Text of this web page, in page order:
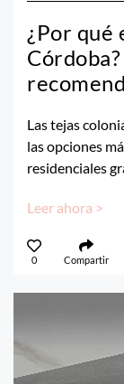
¿Por qué
Las tejas
las opciones
residenciales
Leer ahora >
0 Compartir